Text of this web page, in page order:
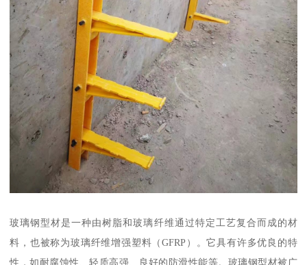
玻璃钢型材是一种由树脂和玻璃纤维通过特定工艺复合而成的材
料，也被称为玻璃纤维增强塑料（GFRP）。它具有许多优良的特
性，如耐腐蚀性、轻质高强、良好的防滑性能等。玻璃钢型材被广